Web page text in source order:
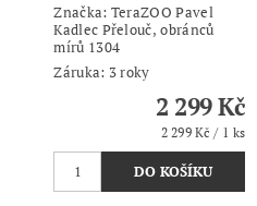
Značka: TeraZOO Pavel
Kadlec Přelouč, obránců
mírů 1304
Záruka: 3 roky
2 299 Kč
2 299 Kč / 1 ks